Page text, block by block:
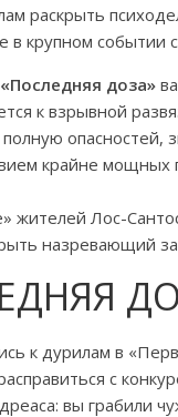
раскрыть
в крупном событии
«Последняя доза»
к взрывной
опасностей,
крайне мощных
жителей Лос-
назревающий
к дурилам в
с
вы грабили